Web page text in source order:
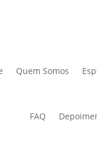
Quem Somos
FAQ